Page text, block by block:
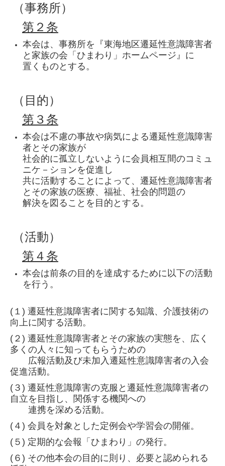
（事務所）
第２条
本会は、事務所を『東海地区遷延性意識障害者
と家族の会「ひまわり」ホームページ』に
置くものとする。
（目的）
第３条
本会は不慮の事故や病気による遷延性意識障害
者とその家族が
社会的に孤立しないように会員相互間のコミュ
ニケ－ションを促進し
共に活動することによって、遷延性意識障害者
とその家族の医療、福祉、社会的問題の
解決を図ることを目的とする。
（活動）
第４条
本会は前条の目的を達成するために以下の活動
を行う。
(１) 遷延性意識障害者に関する知識、介護技術の
向上に関する活動。
(２) 遷延性意識障害者とその家族の実態を、広く
多くの人々に知ってもらうための
広報活動及び未加入遷延性意識障害者の入会
促進活動。
(３) 遷延性意識障害の克服と遷延性意識障害者の
自立を目指し、関係する機関への
連携を深める活動。
(４) 会員を対象とした定例会や学習会の開催。
(５) 定期的な会報「ひまわり」の発行。
(６) その他本会の目的に則り、必要と認められる